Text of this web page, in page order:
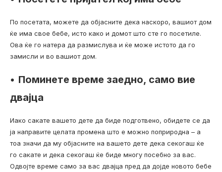
По посетата, можете да објасните дека наскоро, вашиот дом
ќе има свое бебе, исто како и домот што сте го посетиле.
Ова ќе го натера да размислува и ќе може истото да го
замисли и во вашиот дом.
• Поминете време заедно, само вие
двајца
Иако сакате вашето дете да биде подготвено, обидете се да
ја направите целата промена што е можно поприродна – а
тоа значи да му објасните на вашето дете дека секогаш ќе
го сакате и дека секогаш ќе биде многу посебно за вас.
Одвојте време само за вас двајца пред да дојде новото бебе